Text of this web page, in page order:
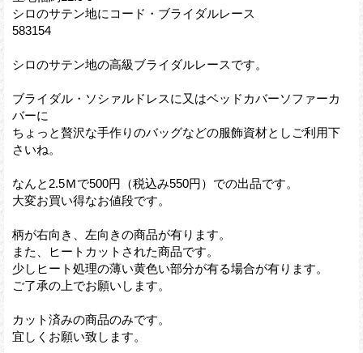
シロのサテン地にコード・ブライダルレース
583154
シロのサテン地の高級ブライダルレースです。
ブライダル・ソシァルドレスに又はベッドカバーソファーカ
バーに
ちょっと贅沢な手作りのバッグなどの服飾資材としご利用下
さいね。
なんと2.5Ｍで500円（税込み550円）での出品です。
大変お買い得なお値段です。
柄が右向き、左向きの商品が有ります。
また、ヒートカットされた商品です。
少しヒート処理の薄い黄色い部分が有る場合が有ります。
ご了承の上でお願いします。
カット済みの商品のみです。
宜しくお願い致します。